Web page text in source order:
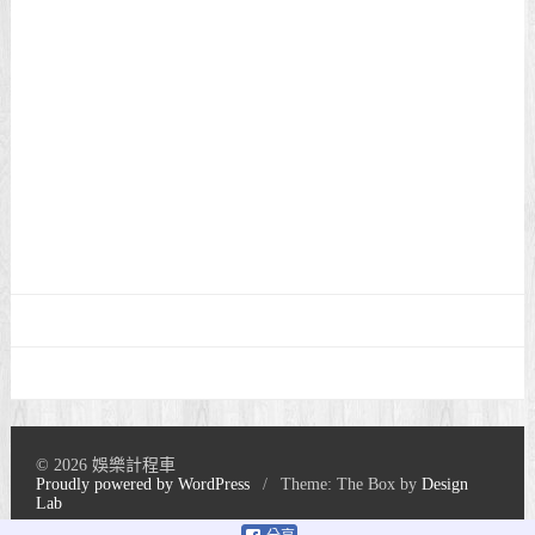
© 2026 娛樂計程車
Proudly powered by WordPress
/ Theme: The Box byDesign
Lab